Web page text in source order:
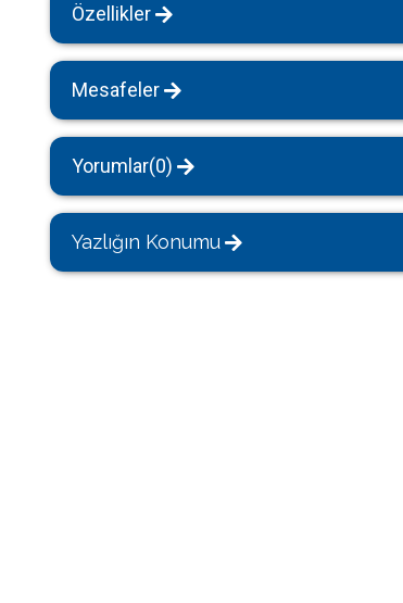
Özellikler
Mesafeler
Yorumlar(0)
Yazlığın Konumu